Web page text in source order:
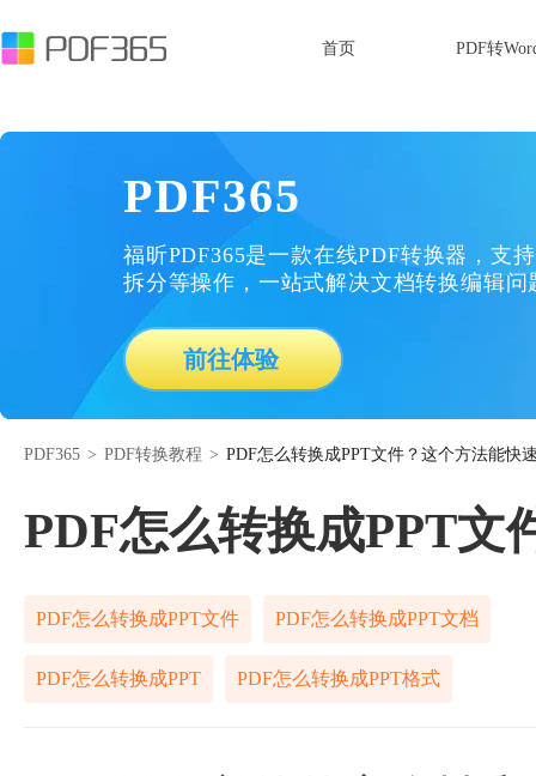
首页 PDF转
PDF365
福昕PDF365是一款在线PDF转换器，支
拆分等操作，一站式解决文档转换编辑问
前往体验
PDF365 > PDF转换教程 > PDF怎么转换成PPT文件？这个方法能快
PDF怎么转换成PPT文
PDF怎么转换成PPT文件 PDF怎么转换成PPT文档
PDF怎么转换成PPT PDF怎么转换成PPT格式